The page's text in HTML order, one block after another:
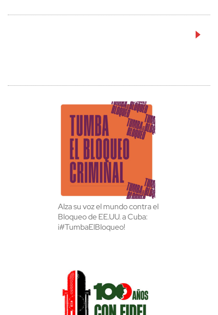
Alza su voz el mundo contra el
Bloqueo de EE.UU. a Cuba:
¡#TumbaElBloqueo!